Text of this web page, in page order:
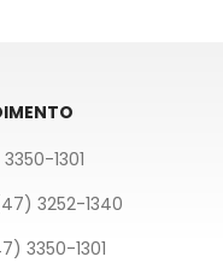
1301
3252-1340
3350-1301